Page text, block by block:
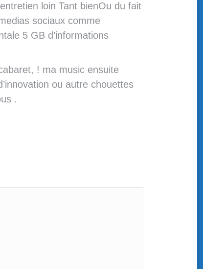
loin Tant bienOu du fait
sociaux comme
5 GB d’informations
! ma music ensuite
ou autre chouettes
.